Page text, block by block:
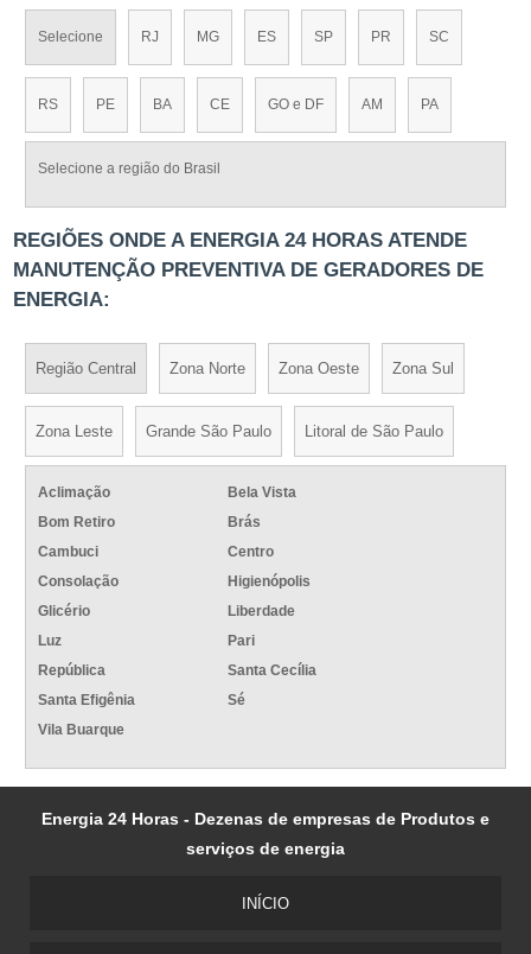
Selecione RJ MG ES SP PR SC
RS PE BA CE GO e DF AM PA
Selecione a região do Brasil
REGIÕES ONDE A ENERGIA 24 HORAS ATENDE
MANUTENÇÃO PREVENTIVA DE GERADORES DE
ENERGIA:
Região Central Zona Norte Zona Oeste Zona Sul
Zona Leste Grande São Paulo Litoral de São Paulo
Aclimação
Bela Vista
Bom Retiro
Brás
Cambuci
Centro
Consolação
Higienópolis
Glicério
Liberdade
Luz
Pari
República
Santa Cecília
Santa Efigênia
Sé
Vila Buarque
Energia 24 Horas - Dezenas de empresas de Produtos e
serviços de energia
INÍCIO